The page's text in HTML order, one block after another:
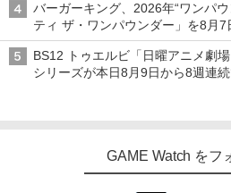
バーガーキング、2026年“ワンパ
ティ ザ・ワンパウンダー」を8月7
「特製ガーリックマヨソース」を
BS12 トゥエルビ「日曜アニメ劇
シリーズが本日8月9日から8週連
GAME Watch をフ